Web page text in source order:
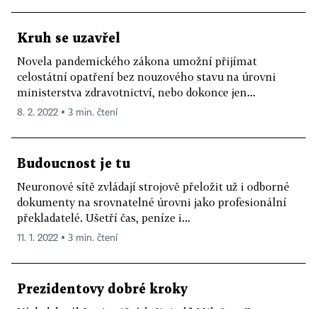
Kruh se uzavřel
Novela pandemického zákona umožní přijímat
celostátní opatření bez nouzového stavu na úrovni
ministerstva zdravotnictví, nebo dokonce jen...
8. 2. 2022 ▪ 3 min. čtení
Budoucnost je tu
Neuronové sítě zvládají strojově přeložit už i odborné
dokumenty na srovnatelné úrovni jako profesionální
překladatelé. Ušetří čas, peníze i...
11. 1. 2022 ▪ 3 min. čtení
Prezidentovy dobré kroky